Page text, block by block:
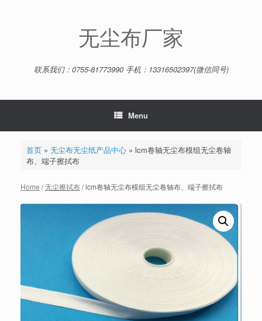
无尘布厂家
联系我们：0755-81773990 手机：13316502397(微信同号)
Menu
首页» 无尘布无尘纸产品中心» lcm卷轴无尘布模组无尘卷轴
布、端子擦拭布
Home /无尘擦拭布/ lcm卷轴无尘布模组无尘卷轴布、端子擦拭布